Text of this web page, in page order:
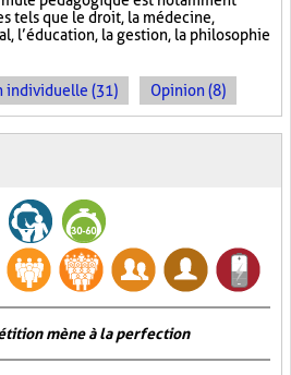
tels que le droit, la médecine,
l’éducation, la gestion, la philosophie
individuelle (31) Opinion (8)
mène à la perfection